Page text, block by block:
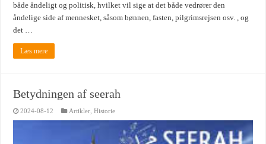
både åndeligt og politisk, hvilket vil sige at det både vedrører den
åndelige side af mennesket, såsom bønnen, fasten, pilgrimsrejsen osv. , og
det …
Læs mere
Betydningen af seerah
2024-08-12 Artikler ,Historie